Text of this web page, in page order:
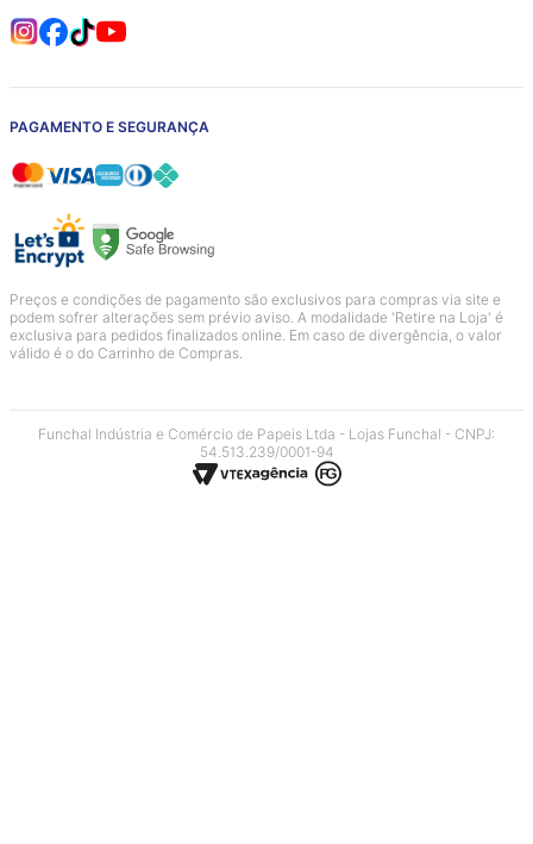
PAGAMENTO E SEGURANÇA
Preços e condições de pagamento são exclusivos para compras via site e
podem sofrer alterações sem prévio aviso. A modalidade 'Retire na Loja' é
exclusiva para pedidos finalizados online. Em caso de divergência, o valor
válido é o do Carrinho de Compras.
Funchal Indústria e Comércio de Papeis Ltda - Lojas Funchal - CNPJ:
54.513.239/0001-94